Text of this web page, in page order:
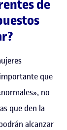
de
que
no
que den la
alcanzar